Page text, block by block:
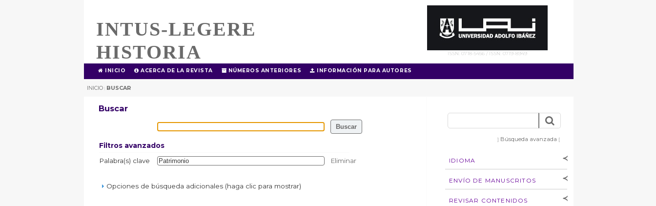
INTUS-LEGERE
HISTORIA
ISSN: 0718-5456 / ISSN: 0719-8949
INICIO ACERCA DE LA REVISTA NÚMEROS ANTERIORES INFORMACIÓN PARA AUTORES
INICIO | BUSCAR
] Búsqueda avanzada [
IDIOMA
[Español ] [English]
ENVÍO DE MANUSCRITOS
autores
REVISAR CONTENIDOS
Buscar
Filtros avanzados
Palabra(s) clave Eliminar
Opciones de búsqueda adicionales (haga clic para mostrar)